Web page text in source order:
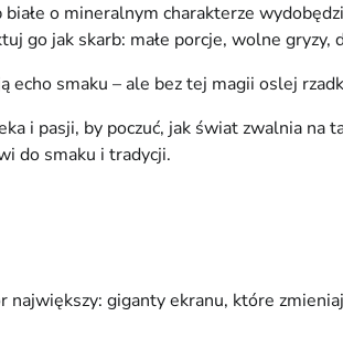
o mineralnym charakterze
go jak skarb: małe porcje, wolne gryzy,
echo smaku – ale bez tej magii oslej
i pasji, by poczuć, jak świat zwalnia na
do smaku i tradycji.
największy: giganty ekranu, które